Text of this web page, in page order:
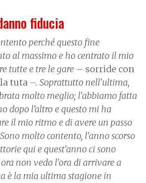
fiducia
perché questo fine
al massimo e ho centrato il mio
tutte e tre le gare – sorride con
tuta –. Soprattutto nell'ultima,
molto meglio; l'abbiamo fatta
dopo l’altro e questo mi ha
il mio ritmo e di avere un passo
molto contento, l'anno scorso
qui e quest'anno ci sono
non vedo l'ora di arrivare a
è la mia ultima stagione in